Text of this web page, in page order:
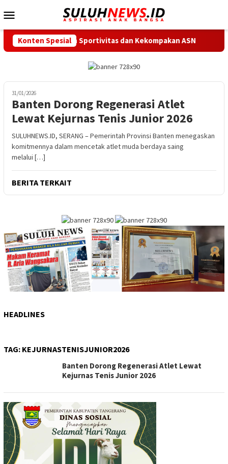
ke
Mobile
Konten Spesial
Sportivitas dan Kekompakan ASN Jalan M.
31/01/2026
Banten Dorong Regenerasi Atlet
Lewat Kejurnas Tenis Junior 2026
SULUHNEWS.ID, SERANG – Pemerintah Provinsi Banten menegaskan
komitmennya dalam mencetak atlet muda berdaya saing
melalui […]
BERITA TERKAIT
HEADLINES
TAG: KEJURNASTENISJUNIOR2026
Banten Dorong Regenerasi Atlet Lewat
Kejurnas Tenis Junior 2026